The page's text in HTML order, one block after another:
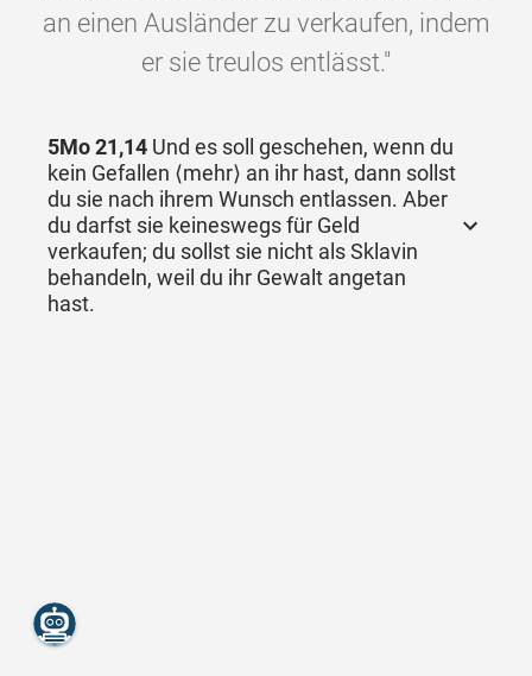
an einen Ausländer zu verkaufen, indem
er sie treulos entlässt."
5Mo 21,14 Und es soll geschehen, wenn du
kein Gefallen ⟨mehr⟩ an ihr hast, dann sollst
du sie nach ihrem Wunsch entlassen. Aber
du darfst sie keineswegs für Geld
verkaufen; du sollst sie nicht als Sklavin
behandeln, weil du ihr Gewalt angetan
hast.